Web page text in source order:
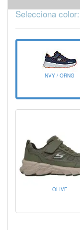
Selecciona color:
NVY / ORNG
OLIVE